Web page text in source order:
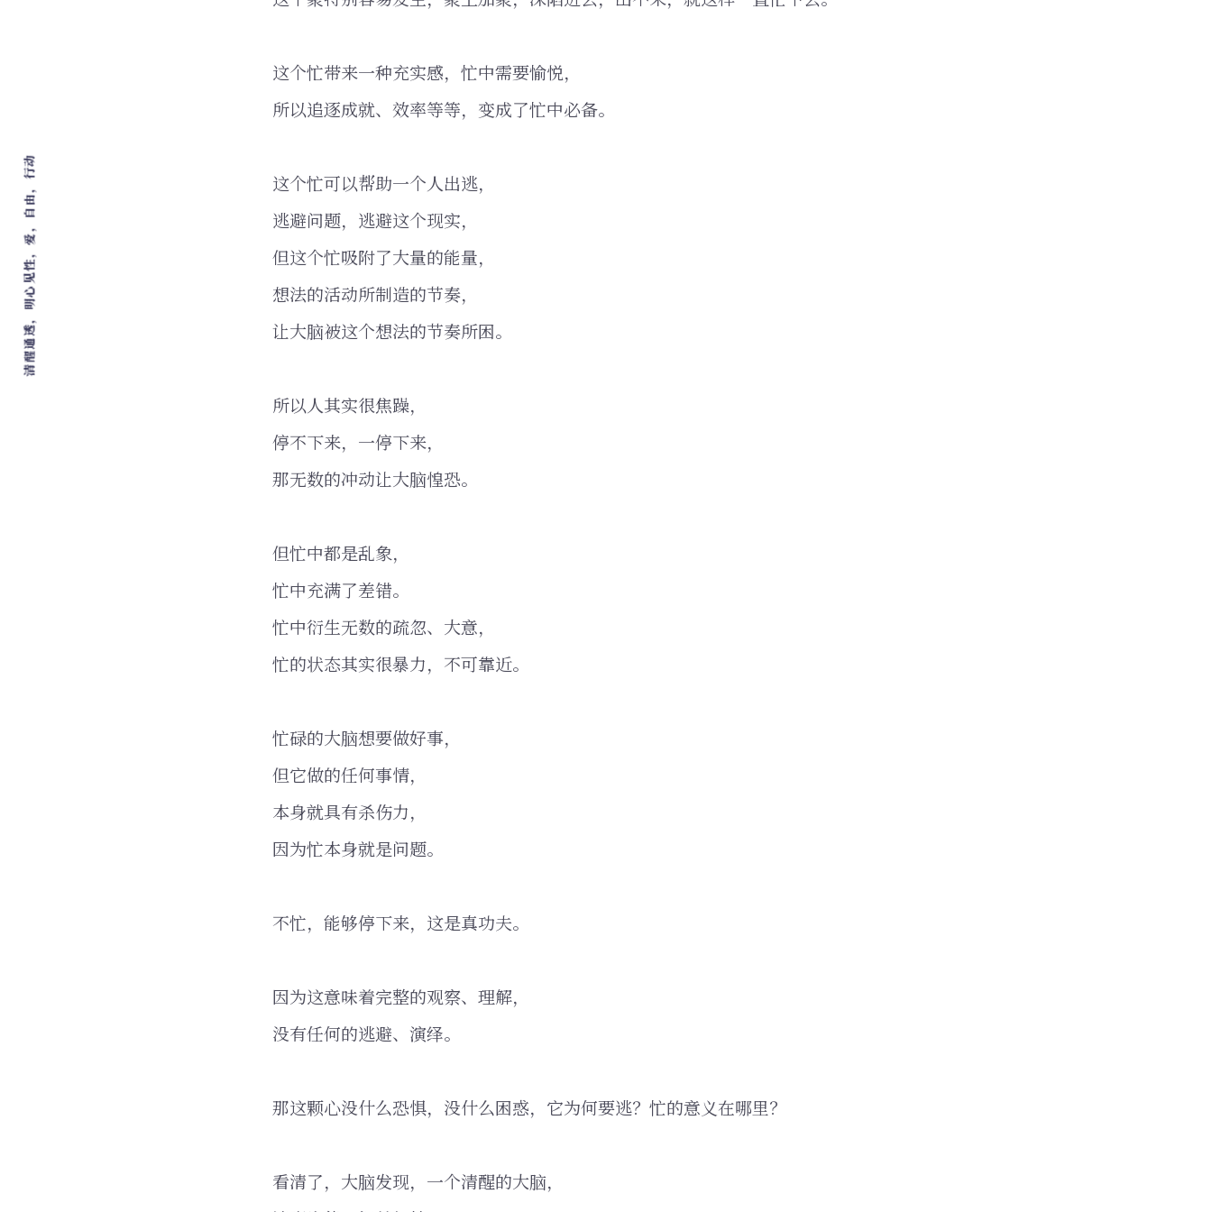
这个忙带来一种充实感，忙中需要愉悦，
所以追逐成就、效率等等，变成了忙中必备。
这个忙可以帮助一个人出逃，
逃避问题，逃避这个现实，
但这个忙吸附了大量的能量，
想法的活动所制造的节奏，
让大脑被这个想法的节奏所困。
所以人其实很焦躁，
停不下来，一停下来，
那无数的冲动让大脑惶恐。
但忙中都是乱象，
忙中充满了差错。
忙中衍生无数的疏忽、大意，
忙的状态其实很暴力，不可靠近。
忙碌的大脑想要做好事，
但它做的任何事情，
本身就具有杀伤力，
因为忙本身就是问题。
不忙，能够停下来，这是真功夫。
因为这意味着完整的观察、理解，
没有任何的逃避、演绎。
那这颗心没什么恐惧，没什么困惑，它为何要逃？忙的意义在哪里？
看清了，大脑发现，一个清醒的大脑，
清醒通透，明心见性，爱，自由，行动